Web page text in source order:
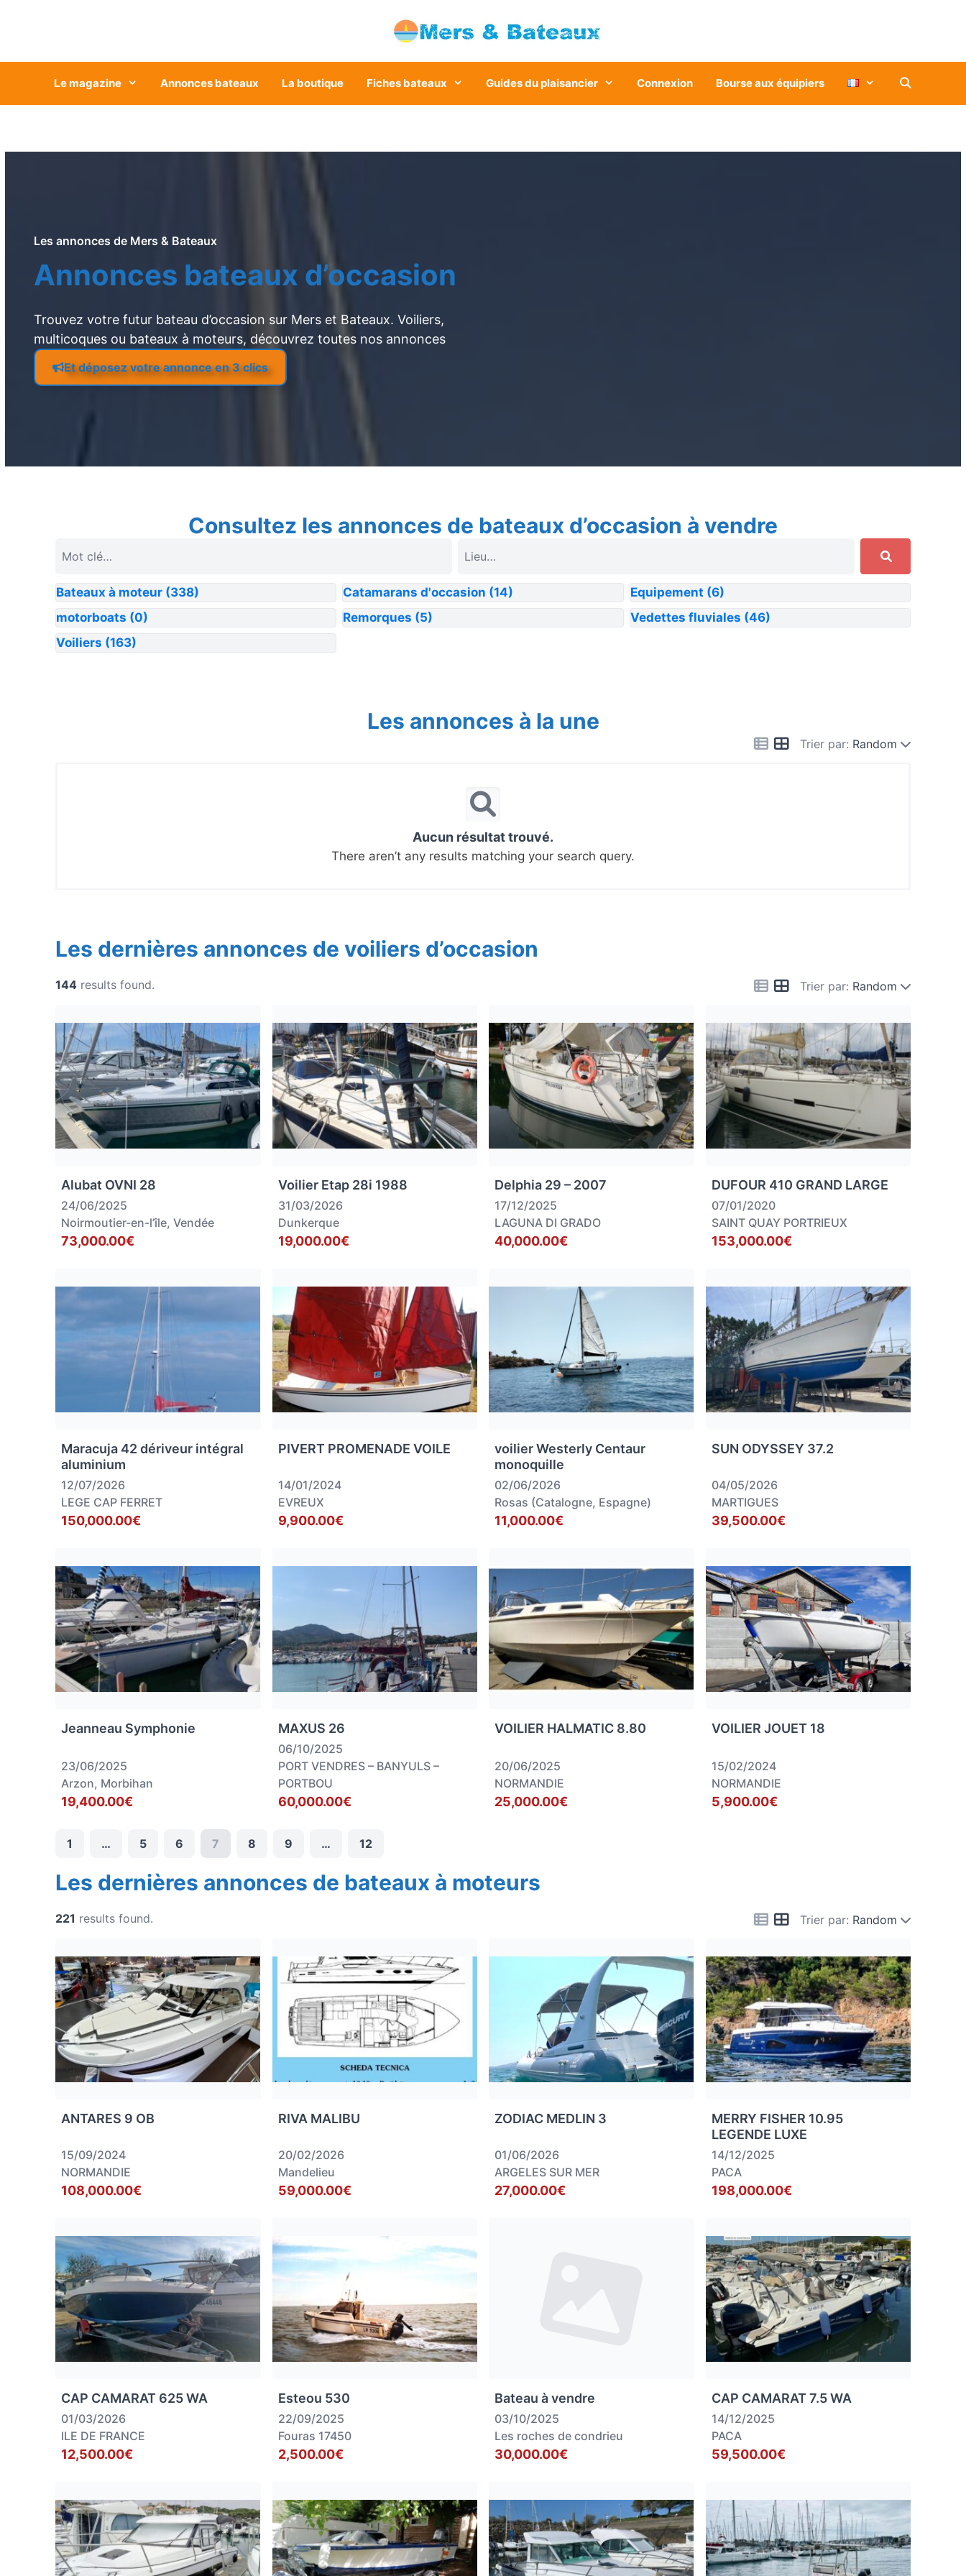
Le magazine Annonces bateaux La boutique Fiches bateaux Guides du plaisancier Connexion Bourse aux équipiers
Les annonces de Mers & Bateaux
Annonces bateaux d’occasion
Trouvez votre futur bateau d’occasion sur Mers et Bateaux. Voiliers,
multicoques ou bateaux à moteurs, découvrez toutes nos annonces
Et déposez votre annonce en 3 clics
Consultez les annonces de bateaux d’occasion à vendre
Bateaux à moteur (338) Catamarans d'occasion (14) Equipement (6)
motorboats (0) Remorques (5) Vedettes fluviales (46)
Voiliers (163)
Les annonces à la une
Trier par: Random
Aucun résultat trouvé.
There aren’t any results matching your search query.
Les dernières annonces de voiliers d’occasion
Trier par: Random
144 results found.
Alubat OVNI 28
24/06/2025
Noirmoutier-en-l’île, Vendée
73,000.00€
Voilier Etap 28i 1988
31/03/2026
Dunkerque
19,000.00€
Delphia 29 – 2007
17/12/2025
LAGUNA DI GRADO
40,000.00€
DUFOUR 410 GRAND LARGE
07/01/2020
SAINT QUAY PORTRIEUX
153,000.00€
Maracuja 42 dériveur intégral
aluminium
12/07/2026
LEGE CAP FERRET
150,000.00€
PIVERT PROMENADE VOILE
14/01/2024
EVREUX
9,900.00€
voilier Westerly Centaur
monoquille
02/06/2026
Rosas (Catalogne, Espagne)
11,000.00€
SUN ODYSSEY 37.2
04/05/2026
MARTIGUES
39,500.00€
Jeanneau Symphonie
23/06/2025
Arzon, Morbihan
19,400.00€
MAXUS 26
06/10/2025
PORT VENDRES – BANYULS –
PORTBOU
60,000.00€
VOILIER HALMATIC 8.80
20/06/2025
NORMANDIE
25,000.00€
VOILIER JOUET 18
15/02/2024
NORMANDIE
5,900.00€
1 … 5 6 7 8 9 … 12
Les dernières annonces de bateaux à moteurs
Trier par: Random
221 results found.
ANTARES 9 OB
15/09/2024
NORMANDIE
108,000.00€
RIVA MALIBU
20/02/2026
Mandelieu
59,000.00€
ZODIAC MEDLIN 3
01/06/2026
ARGELES SUR MER
27,000.00€
MERRY FISHER 10.95
LEGENDE LUXE
14/12/2025
PACA
198,000.00€
CAP CAMARAT 625 WA
01/03/2026
ILE DE FRANCE
12,500.00€
Esteou 530
22/09/2025
Fouras 17450
2,500.00€
Bateau à vendre
03/10/2025
Les roches de condrieu
30,000.00€
CAP CAMARAT 7.5 WA
14/12/2025
PACA
59,500.00€